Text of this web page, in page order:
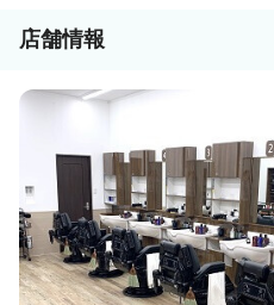
まずはお気軽にご応募ください！
店舗情報